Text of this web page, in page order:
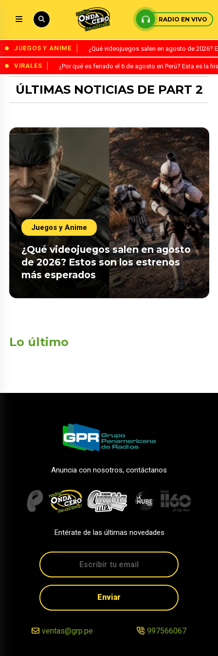
RADIO EN VIVO
JUEGOS Y ANIME ¿Qué videojuegos salen en agosto de
VIRALES ¿Por qué es feriado el 6 de agosto en Perú? Esta es la
ÚLTIMAS NOTICIAS DE PART 2
Juegos y Anime
¿Qué videojuegos salen en agosto
de 2026? Estos son los estrenos
más esperados
Lo último
Anuncia con nosotros, contáctanos
Entérate de las últimas novedades
Enviar
ventas@grp.pe 997566067